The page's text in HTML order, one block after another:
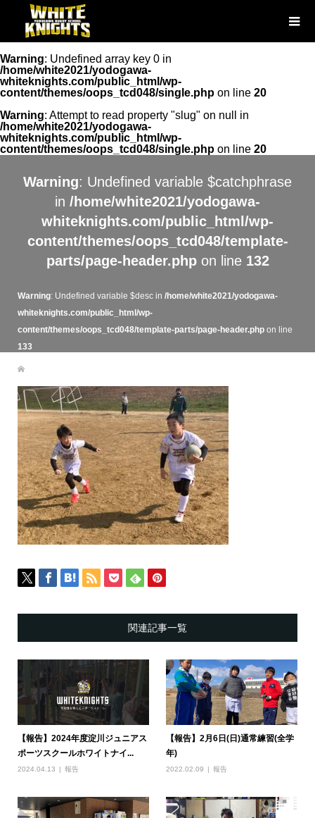
Warning: Undefined array key 0 in
/home/white2021/yodogawa-
whiteknights.com/public_html/wp-
content/themes/oops_tcd048/single.php on line 20
Warning: Attempt to read property "slug" on null in
/home/white2021/yodogawa-
whiteknights.com/public_html/wp-
content/themes/oops_tcd048/single.php on line 20
Warning: Undefined variable $catchphrase
in /home/white2021/yodogawa-
whiteknights.com/public_html/wp-
content/themes/oops_tcd048/template-
parts/page-header.phpon line 132
Warning: Undefined variable $desc in /home/white2021/yodogawa-
whiteknights.com/public_html/wp-
content/themes/oops_tcd048/template-parts/page-header.phpon line
133
関連記事一覧
【報告】2024年度淀川ジュニアス
ポーツスクールホワイトナイ...
2024.04.13 報告
【報告】2月6日(日)通常練習(全学
年)
2022.02.09 報告